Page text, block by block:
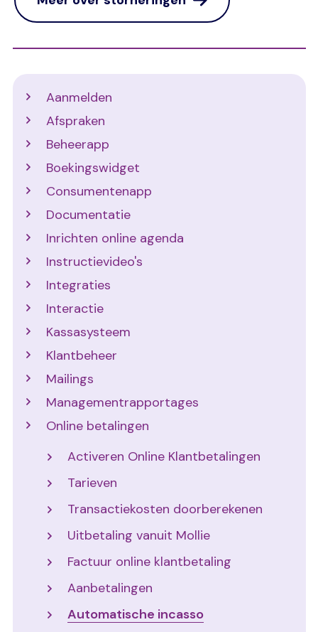
Aanmelden
Afspraken
Beheerapp
Boekingswidget
Consumentenapp
Documentatie
Inrichten online agenda
Instructievideo's
Integraties
Interactie
Kassasysteem
Klantbeheer
Mailings
Managementrapportages
Online betalingen
Activeren Online Klantbetalingen
Tarieven
Transactiekosten doorberekenen
Uitbetaling vanuit Mollie
Factuur online klantbetaling
Aanbetalingen
Automatische incasso